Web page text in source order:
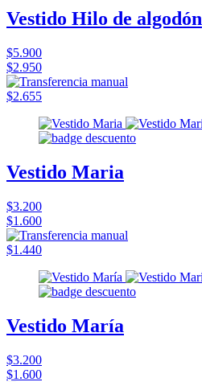
Vestido Hilo de algodón
$5.900
$2.950
$2.655
Vestido Maria
$3.200
$1.600
$1.440
Vestido María
$3.200
$1.600